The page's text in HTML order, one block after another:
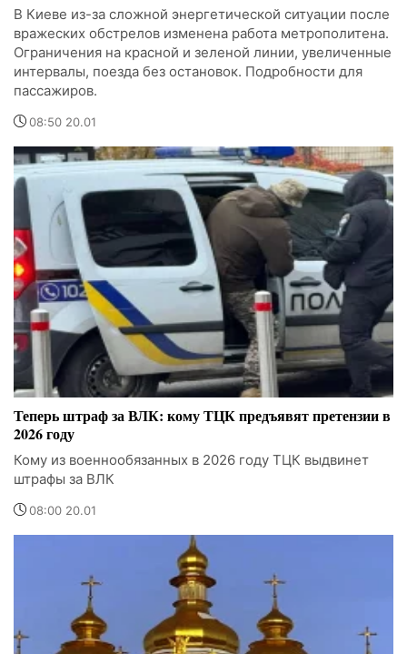
В Киеве из-за сложной энергетической ситуации после
вражеских обстрелов изменена работа метрополитена.
Ограничения на красной и зеленой линии, увеличенные
интервалы, поезда без остановок. Подробности для
пассажиров.
08:50 20.01
Теперь штраф за ВЛК: кому ТЦК предъявят претензии в
2026 году
Кому из военнообязанных в 2026 году ТЦК выдвинет
штрафы за ВЛК
08:00 20.01